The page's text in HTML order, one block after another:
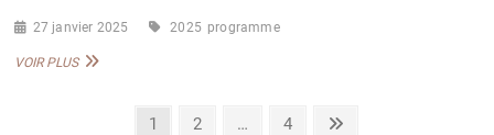
27 janvier 2025 2025 programme
VOIR PLUSPROGRAMME
Page
1 Page
2 … Page
4